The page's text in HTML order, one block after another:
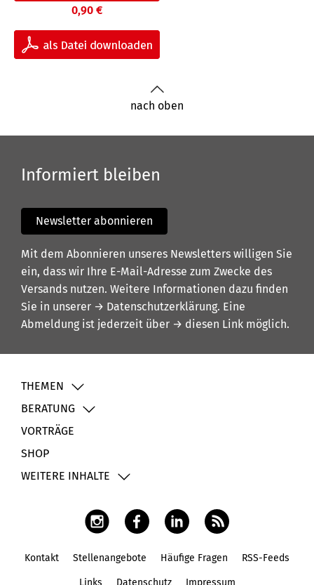
0,90 €
nach oben
Informiert bleiben
Newsletter abonnieren
Mit dem Abonnieren unseres Newsletters willigen Sie
ein, dass wir Ihre E-Mail-Adresse zum Zwecke des
Versands nutzen. Weitere Informationen dazu finden
Sie in unserer → Datenschutzerklärung. Eine
Abmeldung ist jederzeit über → diesen Link möglich.
THEMEN
BERATUNG
VORTRÄGE
SHOP
WEITERE INHALTE
Kontakt Stellenangebote Häufige Fragen RSS-Feeds